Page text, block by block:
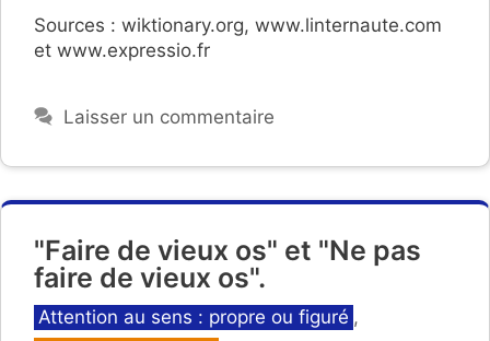
Sources : wiktionary.org, www.linternaute.com
et www.expressio.fr
Laisser un commentaire
"Faire de vieux os" et "Ne pas
faire de vieux os".
Catégories
Attention au sens : propre ou figuré ,